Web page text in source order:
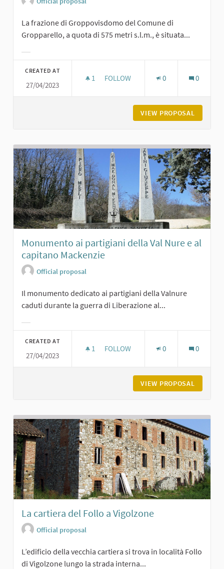
La frazione di Groppovisdomo del Comune di
Gropparello, a quota di 575 metri s.l.m., è situata...
CREATED AT
27/04/2023
1 1 FOLLOWER
FOLLOW 0 0
VIEW PROPOSAL
Monumento ai partigiani della Val Nure e al
capitano Mackenzie
Official proposal
Il monumento dedicato ai partigiani della Valnure
caduti durante la guerra di Liberazione al...
CREATED AT
27/04/2023
1 1 FOLLOWER
FOLLOW 0 0
VIEW PROPOSAL
La cartiera del Follo a Vigolzone
Official proposal
L’edificio della vecchia cartiera si trova in località Follo
di Vigolzone lungo la strada interna...